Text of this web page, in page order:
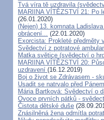
Tvá víra tě uzdravila
MARIINA VÍTĚZSTVÍ 21: Po
(26.01.2020)
(Nejen) 13. komnata
obrácení... (22.01.2020)
Exorcista: Prokleté předměty
Svědectví z potratové
Matka světice (svědectví o
MARIINA VÍTĚZSTVÍ 20:
uzdravení (16.12.2019)
Boj o život se Zdrávasem -
Usadit se natrvalo před Pánem
Mária Bartková: Svědectví o
Ovoce prvních pátků -
Čistota dětské duše
Znásilněná žena odmítla